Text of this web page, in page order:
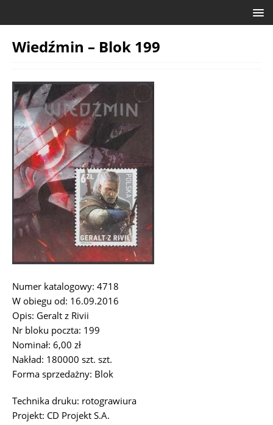
Wiedźmin – Blok 199
Numer katalogowy: 4718
W obiegu od: 16.09.2016
Opis: Geralt z Rivii
Nr bloku poczta: 199
Nominał: 6,00 zł
Nakład: 180000 szt. szt.
Forma sprzedażny: Blok
Technika druku: rotograwiura
Projekt: CD Projekt S.A.